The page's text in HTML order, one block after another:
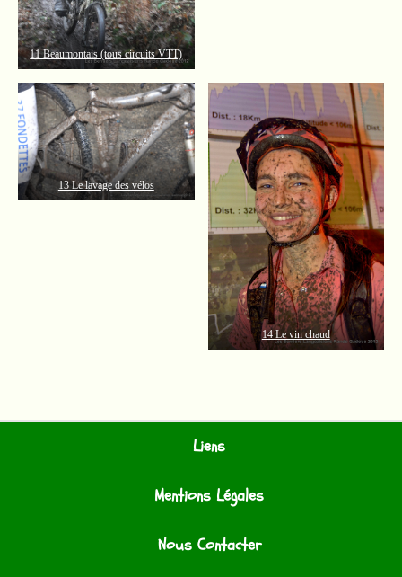
11 Beaumontais (tous circuits VTT)
13 Le lavage des vélos
14 Le vin chaud
Liens
Mentions Légales
Nous Contacter